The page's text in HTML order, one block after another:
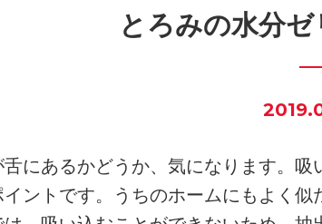
とろみの水分ゼ
舌にあるかどうか、気になります。
イントです。うちのホームにもよく